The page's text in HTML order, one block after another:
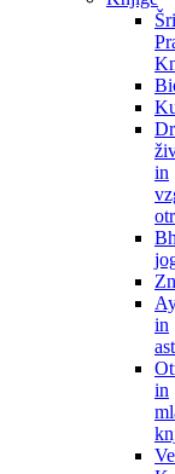
in
in
in